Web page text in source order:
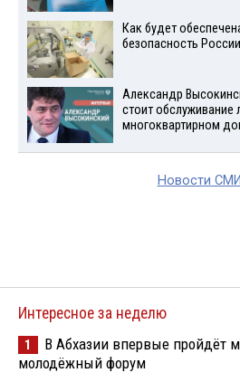
Как будет
безопасность России
Александр
стоит обслуживание
многоквартирном
Новости
Интересное за неделю
1
В Абхазии впервые пройдёт
молодёжный форум